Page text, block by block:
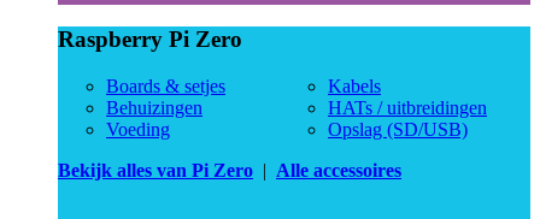
Raspberry Pi Zero
Boards & setjes
Behuizingen
Voeding
Kabels
HATs / uitbreidingen
Opslag (SD/USB)
Bekijk alles van Pi Zero | Alle accessoires